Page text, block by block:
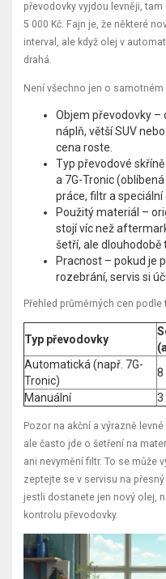
převodovky vyjdou levněji,
5 000 Kč. Fajn je, že některé
interval, ale když olej v
drahá.
Není všechno jen o
Objem převodovky –
náplň, větší SUV
cena roste.
Typ převodové
a 7G-Tronic
práce, filtr a speciální
Použitý materiál –
stojí víc než
šetří, ale dlouhodobě
Pracnost – pokud je
rozebrání, servis si
Přehled průměrných cen
Typ převodovky
Automatická (např. 7G-
Tronic)
8
Manuální
3
Pozor na akční a výrazně
ale často jde o šetření na
ani nevymění filtr. To se může
zeptejte se v servisu na
jestli dostanete jen nový olej,
kontrolu převodovky.